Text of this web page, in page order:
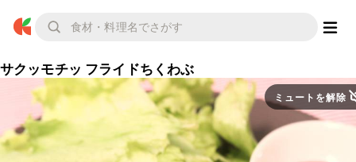
サクッモチッ フライドちくわぶ
ミュートを解除